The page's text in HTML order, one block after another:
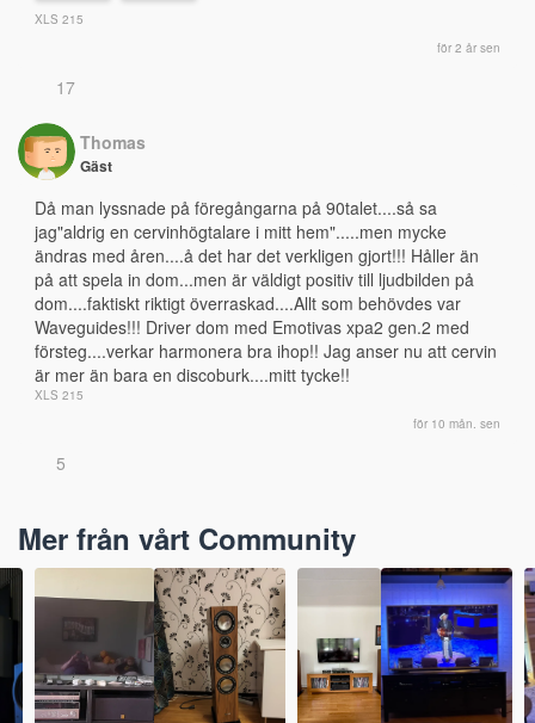
XLS 215
för 2 år sen
17
Thomas
Gäst
Då man lyssnade på föregångarna på 90talet....så sa
jag"aldrig en cervinhögtalare i mitt hem".....men mycke
ändras med åren....å det har det verkligen gjort!!! Håller än
på att spela in dom...men är väldigt positiv till ljudbilden på
dom....faktiskt riktigt överraskad....Allt som behövdes var
Waveguides!!! Driver dom med Emotivas xpa2 gen.2 med
försteg....verkar harmonera bra ihop!! Jag anser nu att cervin
är mer än bara en discoburk....mitt tycke!!
XLS 215
för 10 mån. sen
5
Mer från vårt Community